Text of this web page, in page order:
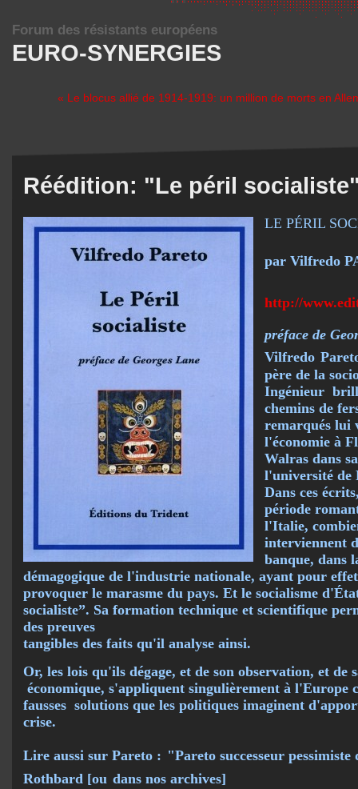
EURO-SYNERGIES
Forum des résistants européens
« Le blocus allié de 1914-1919: un million de morts en
Réédition: "Le péril
LE PÉRIL
par Vilfredo
http://
préface de
Vilfredo
père de la
Ingénieur
chemins de
remarqués lui
l'économie à
Walras dans
l'université de
Dans ces
période
l'Italie,
interviennent
banque, dans
démagogique de l'industrie nationale, ayant pour
provoquer le marasme du pays. Et le socialisme
socialiste”. Sa formation technique et scientifique
des preuves
tangibles des faits qu'il analyse ainsi.
Or, les lois qu'ils dégage, et de son observation, et de
économique, s'appliquent singulièrement à l'Europe
fausses solutions que les politiques imaginent
crise.
Lire aussi sur Pareto : "Pareto successeur
Rothbard [ou dans nos archives]